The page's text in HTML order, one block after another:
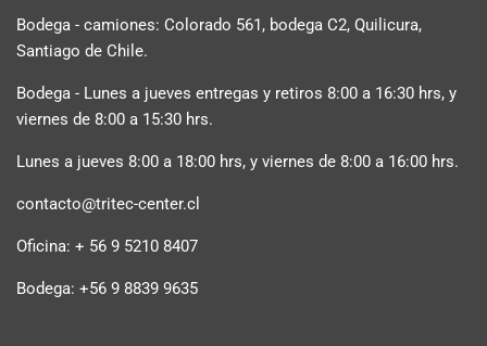
Bodega - camiones: Colorado 561, bodega C2, Quilicura,
Santiago de Chile.
Bodega - Lunes a jueves entregas y retiros 8:00 a 16:30 hrs, y
viernes de 8:00 a 15:30 hrs.
Lunes a jueves 8:00 a 18:00 hrs, y viernes de 8:00 a 16:00 hrs.
contacto@tritec-center.cl
Oficina: + 56 9 5210 8407
Bodega: +56 9 8839 9635